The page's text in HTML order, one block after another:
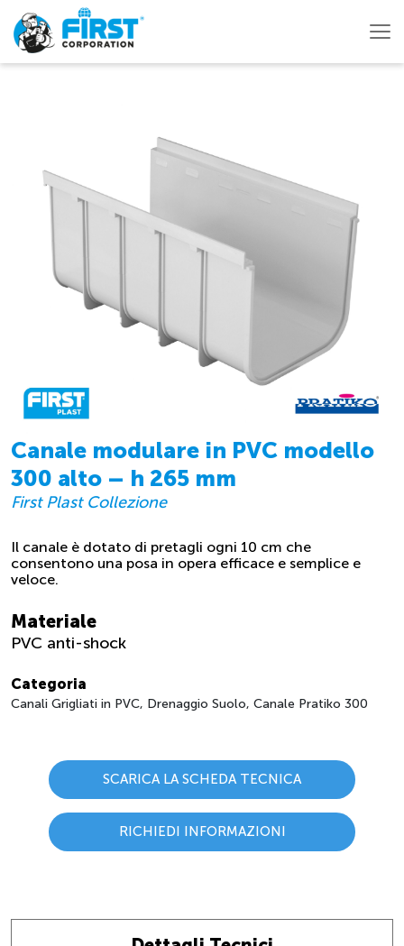
Canale modulare in PVC modello
300 alto – h 265 mm
First Plast Collezione
Il canale è dotato di pretagli ogni 10 cm che
consentono una posa in opera efficace e semplice e
veloce.
Materiale
PVC anti-shock
Categoria
Canali Grigliati in PVC, Drenaggio Suolo, Canale Pratiko 300
SCARICA LA SCHEDA TECNICA
RICHIEDI INFORMAZIONI